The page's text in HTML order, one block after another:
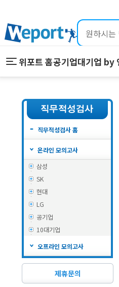
위포트 홈공기업대기업 by
프리패스
스마트학습실
직무적성검사 홈
온라인 모의고사
삼성
SK
현대
LG
공기업
10대기업
오프라인 모의고사
제휴문의